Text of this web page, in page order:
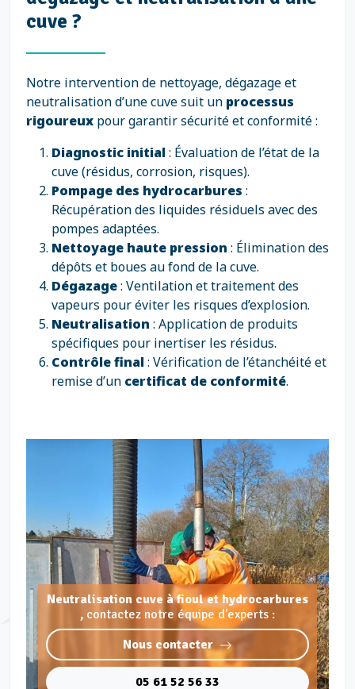
cuve ?
Notre intervention de nettoyage, dégazage et
neutralisation d’une cuve suit un processus
rigoureux pour garantir sécurité et conformité :
Diagnostic initial: Évaluation de l’état de la
cuve (résidus, corrosion, risques).
Pompage des hydrocarbures :
Récupération des liquides résiduels avec des
pompes adaptées.
Nettoyage haute pression : Élimination des
dépôts et boues au fond de la cuve.
Dégazage: Ventilation et traitement des
vapeurs pour éviter les risques d’explosion.
Neutralisation : Application de produits
spécifiques pour inertiser les résidus.
Contrôle final: Vérification de l’étanchéité et
remise d’un certificat de conformité.
Neutralisation cuve à fioul et hydrocarbures
, contactez notre équipe d'experts :
Nous contacter
05 61 52 56 33